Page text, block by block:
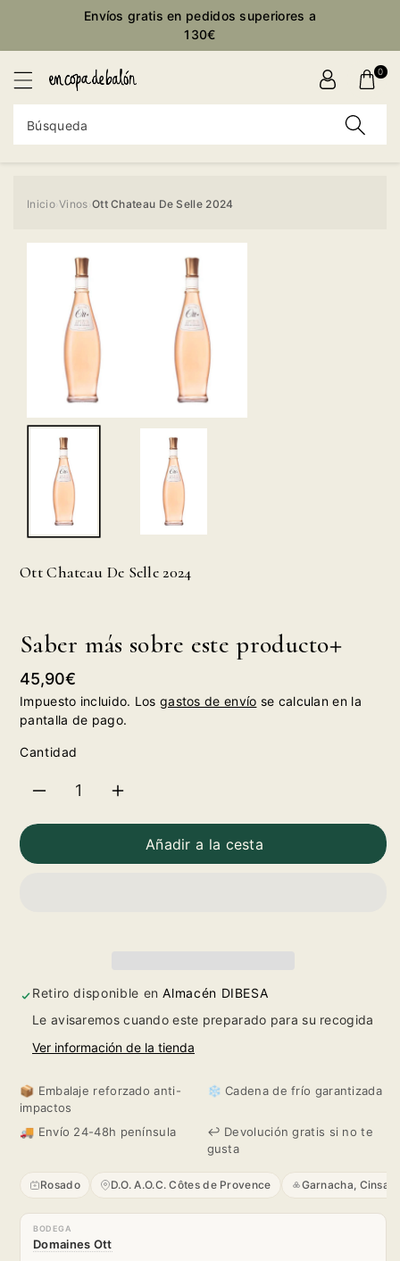
Envíos gratis en pedidos superiores a
130€
Búsqueda
0
Inicio›Vinos Ott Chateau De Selle 2024
producto
Ott Chateau De Selle 2024
Saber más sobre este producto
Precio
habitual
45,90€
Impuesto incluido. Los gastos de envío se calculan en la
pantalla de pago.
Cantidad
de
Selle
cantidad
de
Selle
Añadir a la cesta
Retiro disponible enAlmacén DIBESA
Le avisaremos cuando este preparado para su recogida
Ver información de la tienda
📦 Embalaje reforzado anti-
impactos
❄️ Cadena de frío garantizada
🚚 Envío 24-48h península
↩️ Devolución gratis si no te
gusta
Rosado D.O. A.O.C. Côtes de Provence Garnacha,
BODEGA
Domaines Ott